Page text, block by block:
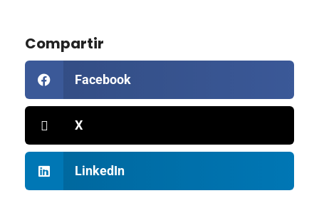
Compartir
Facebook
X
LinkedIn